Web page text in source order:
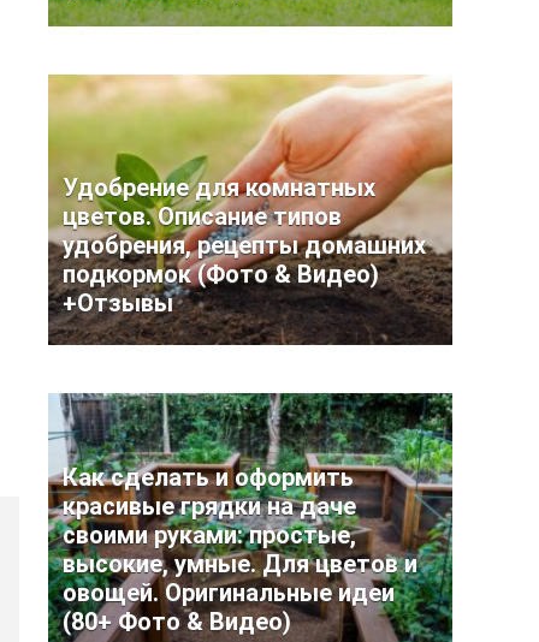
Удобрение для комнатных
цветов. Описание типов
удобрения, рецепты домашних
подкормок (Фото & Видео)
+Отзывы
Как сделать и оформить
красивые грядки на даче
своими руками: простые,
высокие, умные. Для цветов и
овощей. Оригинальные идеи
(80+ Фото & Видео)